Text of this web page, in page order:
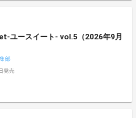
ユースイート- vol.5（2026年9月
部
発売